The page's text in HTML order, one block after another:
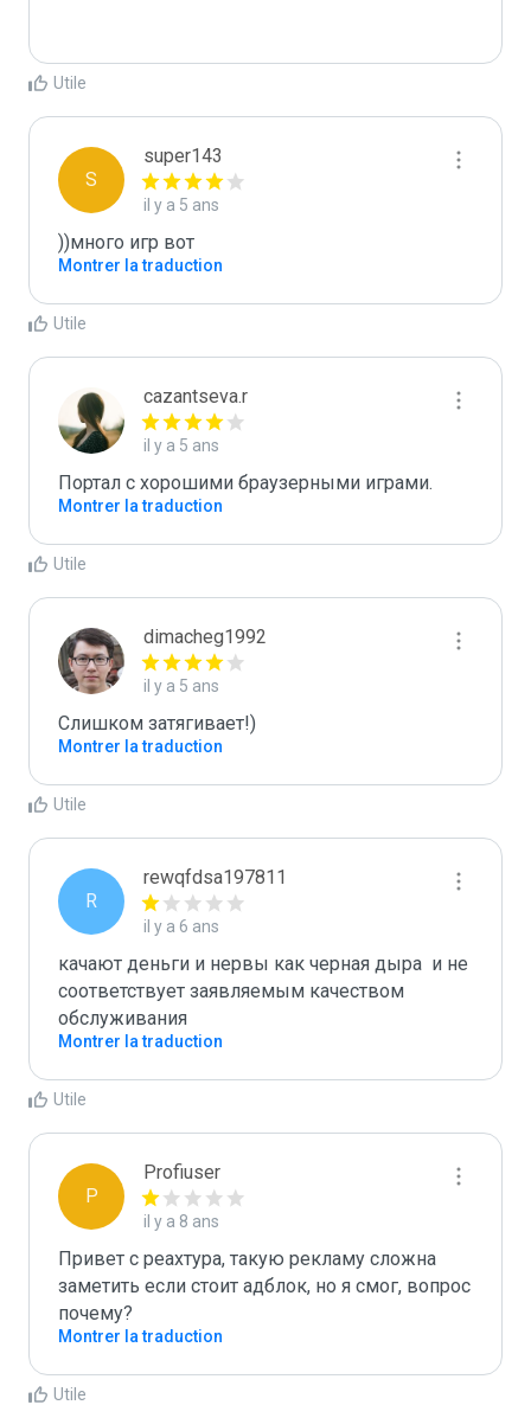
Utile
S
super143
il y a 5 ans
))много игр вот
Montrer la traduction
Utile
cazantseva.r
il y a 5 ans
Портал с хорошими браузерными играми.
Montrer la traduction
Utile
dimacheg1992
il y a 5 ans
Слишком затягивает!)
Montrer la traduction
Utile
R
rewqfdsa197811
il y a 6 ans
качают деньги и нервы как черная дыра  и не
соответствует заявляемым качеством
обслуживания
Montrer la traduction
Utile
P
Profiuser
il y a 8 ans
Привет с реахтура, такую рекламу сложна
заметить если стоит адблок, но я смог, вопрос
почему?
Montrer la traduction
Utile